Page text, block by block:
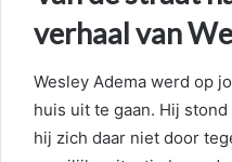
verhaal van
Wesley Adema werd op
huis uit te gaan. Hij
hij zich daar niet door